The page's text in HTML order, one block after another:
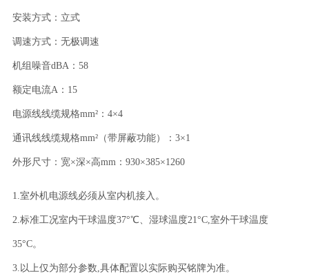
安装方式：立式
调速方式：无极调速
机组噪音dBA：58
额定电流A：15
电源线线缆规格mm²：4×4
通讯线线缆规格mm²（带屏蔽功能）：3×1
外形尺寸：宽×深×高mm：930×385×1260
1.室外机电源线必须从室内机接入。
2.标准工况室内干球温度37°℃、湿球温度21°C,室外干球温度
35°C。
3.以上仅为部分参数,具体配置以实际购买铭牌为准。